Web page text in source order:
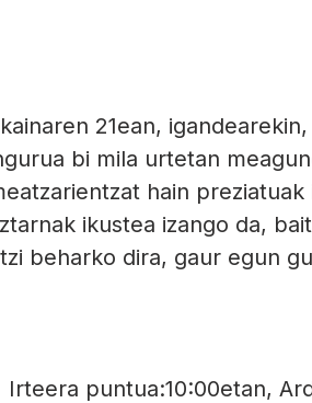
21ean,
bi mila urtetan
hain
ikustea izango da,
beharko dira, gaur egun
Irteera puntua:10:00etan,